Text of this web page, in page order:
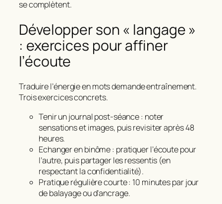
se complètent.
Développer son « langage »
: exercices pour affiner
l’écoute
Traduire l’énergie en mots demande entraînement.
Trois exercices concrets.
Tenir un journal post‑séance : noter
sensations et images, puis revisiter après 48
heures.
Echanger en binôme : pratiquer l’écoute pour
l’autre, puis partager les ressentis (en
respectant la confidentialité).
Pratique régulière courte : 10 minutes par jour
de balayage ou d’ancrage.